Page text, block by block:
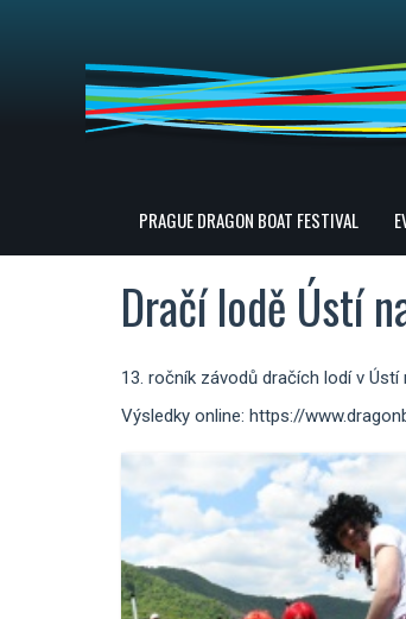
PRAGUE DRAGON BOAT FESTIVAL
Dračí lodě Ústí
13. ročník závodů dračích lodí v Ústí
Výsledky online: https://